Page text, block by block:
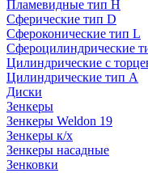
Пламевидные тип H
Сферические тип D
Сфероконические тип L
Сфероцилиндрические
Цилиндрические с
Цилиндрические тип А
Диски
Зенкеры
Зенкеры Weldon 19
Зенкеры к/х
Зенкеры насадные
Зенковки